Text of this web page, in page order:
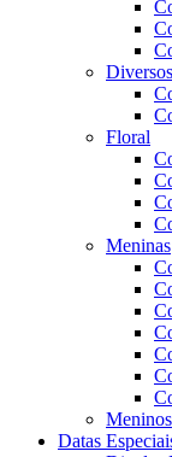
Diversos
Floral
Meninas
Meninos
Datas